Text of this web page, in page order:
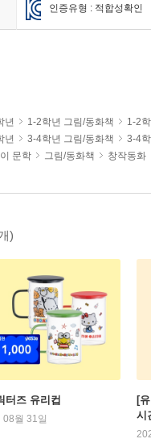
인증유형 : 적합성확인
년 1-2학년 그림/동화책
1-2
년 3-4학년 그림/동화책
3-4
문학 그림/동화책 창작동화
)
터즈 유리컵
월 31일
[
시